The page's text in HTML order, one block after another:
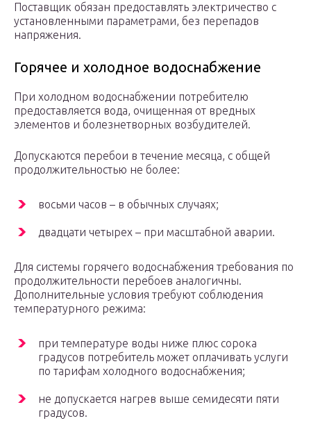
Поставщик обязан предоставлять электричество с
установленными параметрами, без перепадов
напряжения.
Горячее и холодное водоснабжение
При холодном водоснабжении потребителю
предоставляется вода, очищенная от вредных
элементов и болезнетворных возбудителей.
Допускаются перебои в течение месяца, с общей
продолжительностью не более:
восьми часов – в обычных случаях;
двадцати четырех – при масштабной аварии.
Для системы горячего водоснабжения требования по
продолжительности перебоев аналогичны.
Дополнительные условия требуют соблюдения
температурного режима:
при температуре воды ниже плюс сорока
градусов потребитель может оплачивать услуги
по тарифам холодного водоснабжения;
не допускается нагрев выше семидесяти пяти
градусов.